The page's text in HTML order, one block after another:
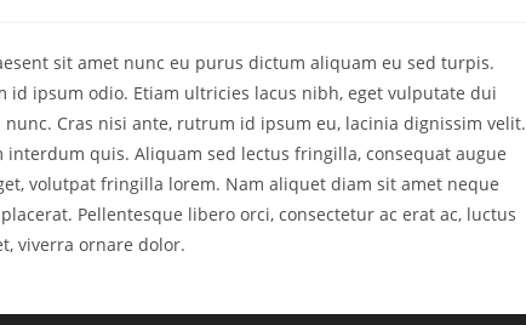
sit amet nunc eu purus dictum aliquam eu sed turpis.
ipsum odio. Etiam ultricies lacus nibh, eget vulputate dui
Cras nisi ante, rutrum id ipsum eu, lacinia dignissim velit.
quis. Aliquam sed lectus fringilla, consequat augue
volutpat fringilla lorem. Nam aliquet diam sit amet neque
Pellentesque libero orci, consectetur ac erat ac, luctus
viverra ornare dolor.